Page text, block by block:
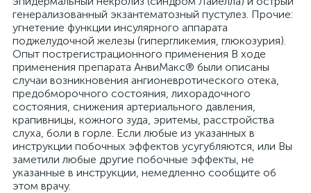
генерализованный экзантематозный пустулез. Прочие:
угнетение функции инсулярного аппарата
поджелудочной железы (гипергликемия, глюкозурия).
Опыт пострегистрационного применения В ходе
применения препарата АнвиМакс® были описаны
случаи возникновения ангионевротического отека,
предобморочного состояния, лихорадочного
состояния, снижения артериального давления,
крапивницы, кожного зуда, эритемы, расстройства
слуха, боли в горле. Если любые из указанных в
инструкции побочных эффектов усугубляются, или Вы
заметили любые другие побочные эффекты, не
указанные в инструкции, немедленно сообщите об
этом врачу.